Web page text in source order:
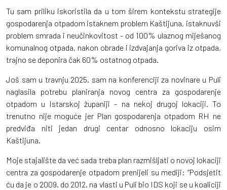
Tu sam priliku iskoristila da u tom širem kontekstu strategije
gospodarenja otpadom istaknem problem Kaštijuna, istaknuvši
problem smrada i neučinkovitost - od 100% ulaznog miješanog
komunalnog otpada, nakon obrade i izdvajanja goriva iz otpada,
trajno se deponira čak 60% ostatnog otpada.
Još sam u travnju 2025. sam na konferenciji za novinare u Puli
naglasila potrebu planiranja novog centra za gospodarenje
otpadom u Istarskoj županiji - na nekoj drugoj lokaciji. To
trenutno nije moguće jer Plan gospodarenja otpadom RH ne
predviđa niti jedan drugi centar odnosno lokaciju osim
Kaštijuna.
Moje stajalište da već sada treba plan razmišljati o novoj lokaciji
centra za gospodarenje otpadom prenijeli su mediji: “Podsjetit
ću da je o 2009. do 2012. na vlasti u Puli bio IDS koji se u koaliciji